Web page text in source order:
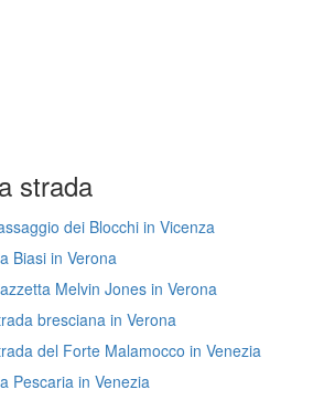
strada
dei Blocchi in Vicenza
Biasi in Verona
Melvin Jones in Verona
bresciana in Verona
del Forte Malamocco in Venezia
Pescaria in Venezia